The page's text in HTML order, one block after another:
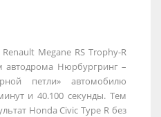
Megane RS Trophy-R
автодрома Нюрбургринг –
петли» автомобилю
и 40.100 секунды. Тем
Honda Civic Type R без